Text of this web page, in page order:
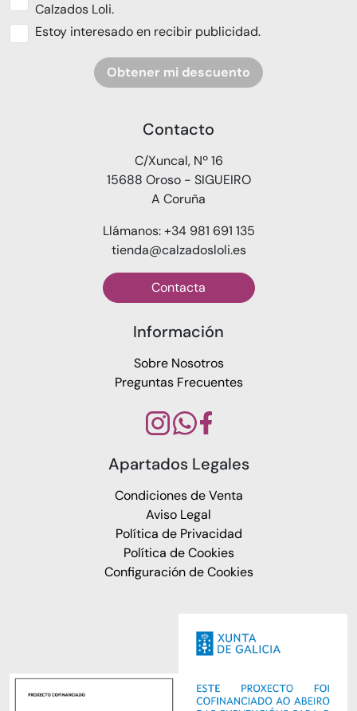
Calzados Loli.
Estoy interesado en recibir publicidad.
Obtener mi descuento
Contacto
C/Xuncal, Nº 16
15688 Oroso - SIGUEIRO
A Coruña
Llámanos: +34 981 691 135
tienda@calzadosloli.es
Contacta
Información
Sobre Nosotros
Preguntas Frecuentes
Apartados Legales
Condiciones de Venta
Aviso Legal
Política de Privacidad
Política de Cookies
Configuración de Cookies